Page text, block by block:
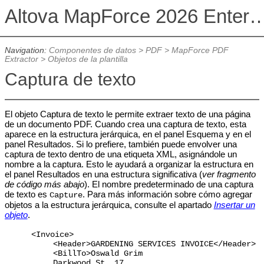
Altova MapForce 2026
Navigation: Componentes de datos> PDF> MapForce PDF
Extractor> Objetos de la plantilla
Captura de texto
El objeto Captura de texto le permite extraer texto de una página
de un documento PDF. Cuando crea una captura de texto, esta
aparece en la estructura jerárquica, en el panel Esquema y en el
panel Resultados. Si lo prefiere, también puede envolver una
captura de texto dentro de una etiqueta XML, asignándole un
nombre a la captura. Esto le ayudará a organizar la estructura en
el panel Resultados en una estructura significativa (ver fragmento
de código más abajo). El nombre predeterminado de una captura
de texto es Capture. Para más información sobre cómo agregar
objetos a la estructura jerárquica, consulte el apartado Insertar un
objeto.
<Invoice>
<Header>GARDENING SERVICES INVOICE</Header>
<BillTo>Oswald Grim